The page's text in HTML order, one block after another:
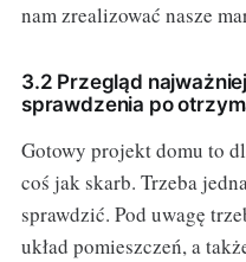
nam zrealizować nasze
3.2 Przegląd
sprawdzenia po
Gotowy projekt domu to
coś jak skarb. Trzeba
sprawdzić. Pod uwagę
układ pomieszczeń, a